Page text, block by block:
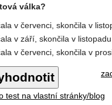
válka?
v červenci, skončila v
v září, skončila v listopadu
v červenci, skončila v
test na vlastní stránky/blog